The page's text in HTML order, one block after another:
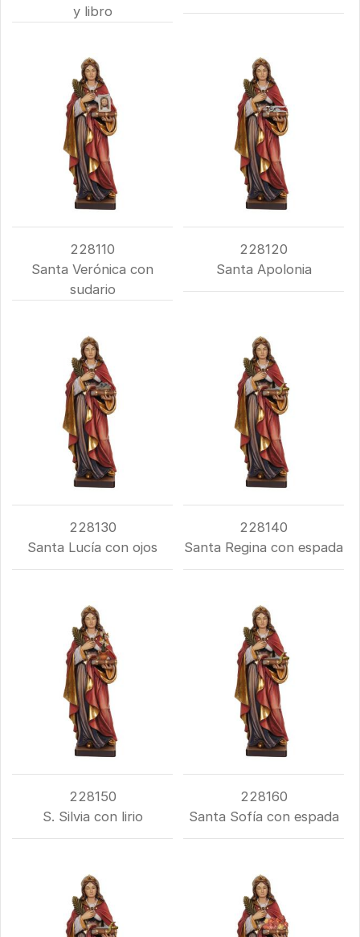
y libro
228110
Santa Verónica con
sudario
228120
Santa Apolonia
228130
Santa Lucía con ojos
228140
Santa Regina con espada
228150
S. Silvia con lirio
228160
Santa Sofía con espada